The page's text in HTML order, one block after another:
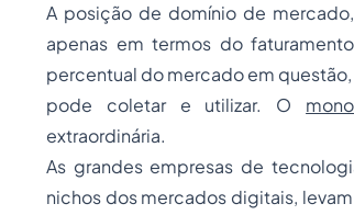
A posição de domínio de
apenas em termos do
percentual do mercado em
pode coletar e utilizar. O
extraordinária.
As grandes empresas de
nichos dos mercados digitais,